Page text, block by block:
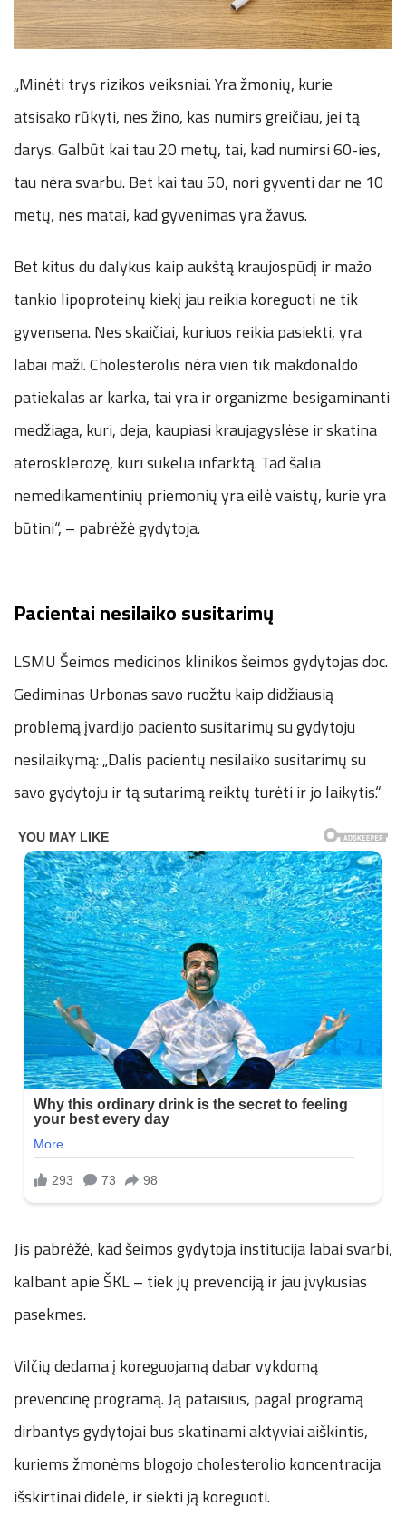
„Minėti trys rizikos veiksniai. Yra žmonių, kurie
atsisako rūkyti, nes žino, kas numirs greičiau, jei tą
darys. Galbūt kai tau 20 metų, tai, kad numirsi 60-ies,
tau nėra svarbu. Bet kai tau 50, nori gyventi dar ne 10
metų, nes matai, kad gyvenimas yra žavus.
Bet kitus du dalykus kaip aukštą kraujospūdį ir mažo
tankio lipoproteinų kiekį jau reikia koreguoti ne tik
gyvensena. Nes skaičiai, kuriuos reikia pasiekti, yra
labai maži. Cholesterolis nėra vien tik makdonaldo
patiekalas ar karka, tai yra ir organizme besigaminanti
medžiaga, kuri, deja, kaupiasi kraujagyslėse ir skatina
aterosklerozę, kuri sukelia infarktą. Tad šalia
nemedikamentinių priemonių yra eilė vaistų, kurie yra
būtini“, – pabrėžė gydytoja.
Pacientai nesilaiko susitarimų
LSMU Šeimos medicinos klinikos šeimos gydytojas doc.
Gediminas Urbonas savo ruožtu kaip didžiausią
problemą įvardijo paciento susitarimų su gydytoju
nesilaikymą: „Dalis pacientų nesilaiko susitarimų su
savo gydytoju ir tą sutarimą reiktų turėti ir jo laikytis.“
Jis pabrėžė, kad šeimos gydytoja institucija labai svarbi,
kalbant apie ŠKL – tiek jų prevenciją ir jau įvykusias
pasekmes.
Vilčių dedama į koreguojamą dabar vykdomą
prevencinę programą. Ją pataisius, pagal programą
dirbantys gydytojai bus skatinami aktyviai aiškintis,
kuriems žmonėms blogojo cholesterolio koncentracija
išskirtinai didelė, ir siekti ją koreguoti.